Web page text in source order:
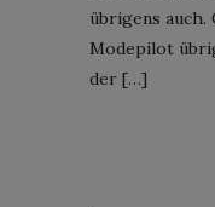
übrigens
Modepilot
der […]